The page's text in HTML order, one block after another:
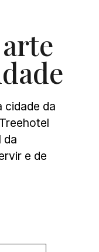
cidade da
da
e de